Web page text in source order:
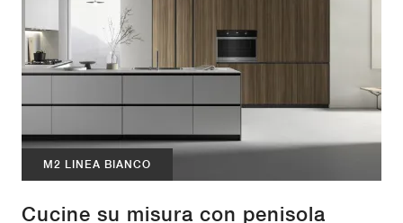
M2 LINEA BIANCO
Cucine su misura con penisola